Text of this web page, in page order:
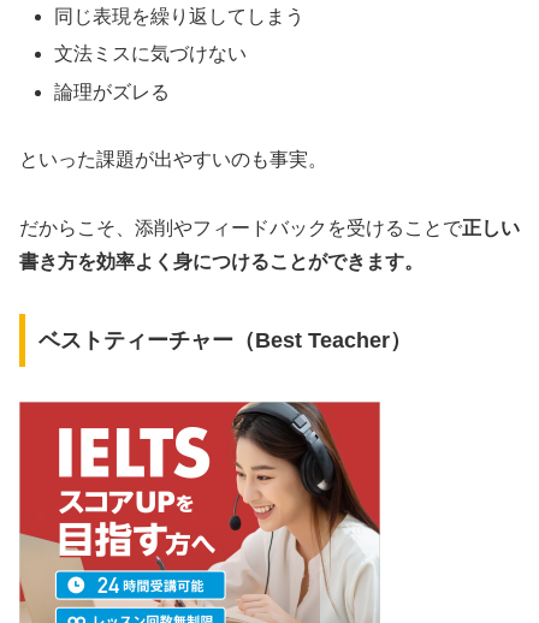
同じ表現を繰り返してしまう
文法ミスに気づけない
論理がズレる
といった課題が出やすいのも事実。
だからこそ、添削やフィードバックを受けることで正しい
書き方を効率よく身につけることができます。
ベストティーチャー（Best Teacher）